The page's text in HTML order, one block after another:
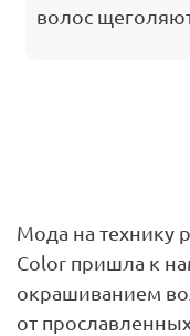
волос
Мода на технику
Color пришла к
окрашиванием
от